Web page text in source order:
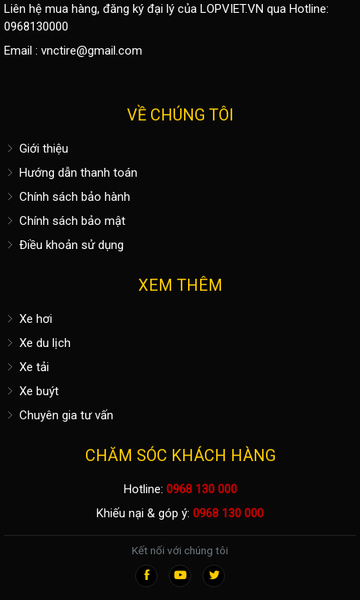
Liên hệ mua hàng, đăng ký đại lý của LOPVIET.VN qua Hotline:
0968130000
Email : vnctire@gmail.com
VỀ CHÚNG TÔI
Giới thiệu
Hướng dẫn thanh toán
Chính sách bảo hành
Chính sách bảo mật
Điều khoản sử dụng
XEM THÊM
Xe hơi
Xe du lịch
Xe tải
Xe buýt
Chuyên gia tư vấn
CHĂM SÓC KHÁCH HÀNG
Hotline: 0968 130 000
Khiếu nại & góp ý: 0968 130 000
Kết nối với chúng tôi